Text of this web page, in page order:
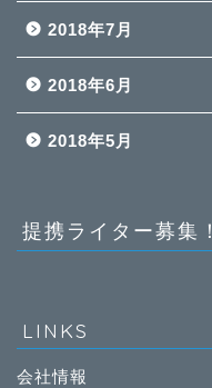
2018年7月
2018年6月
2018年5月
提携ライター募集！
LINKS
会社情報